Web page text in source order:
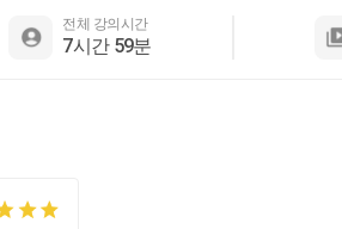
전체 강의시간
7시간 59분